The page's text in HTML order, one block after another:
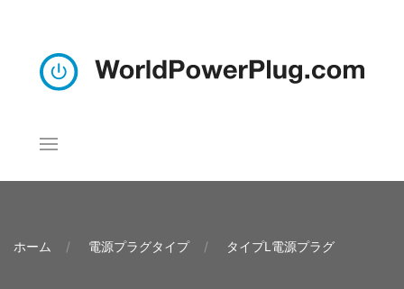
ホーム 電源プラグタイプ タイプL電源プラグ